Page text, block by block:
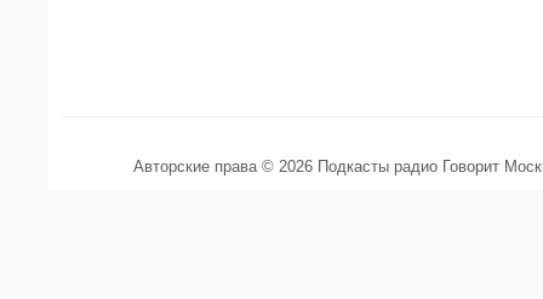
Авторские права © 2026 Подкасты радио Говорит